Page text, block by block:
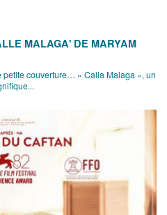
MALAGA' DE MARYAM
petite couverture… « Calla Malaga », un